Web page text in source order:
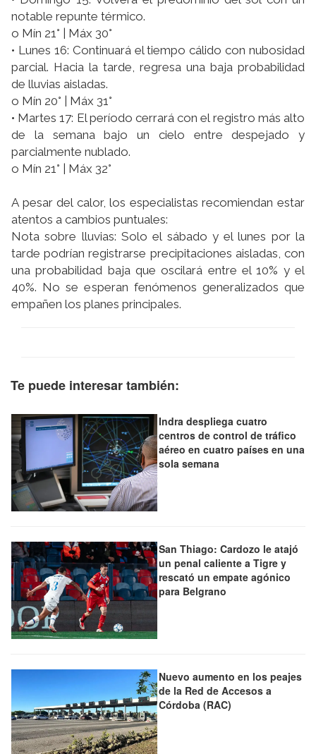
notable repunte térmico.
o Mín 21° | Máx 30°
• Lunes 16: Continuará el tiempo cálido con nubosidad
parcial. Hacia la tarde, regresa una baja probabilidad
de lluvias aisladas.
o Mín 20° | Máx 31°
• Martes 17: El período cerrará con el registro más alto
de la semana bajo un cielo entre despejado y
parcialmente nublado.
o Mín 21° | Máx 32°
A pesar del calor, los especialistas recomiendan estar
atentos a cambios puntuales:
Nota sobre lluvias: Solo el sábado y el lunes por la
tarde podrían registrarse precipitaciones aisladas, con
una probabilidad baja que oscilará entre el 10% y el
40%. No se esperan fenómenos generalizados que
empañen los planes principales.
Te puede interesar también:
Indra despliega cuatro
centros de control de tráfico
aéreo en cuatro países en una
sola semana
San Thiago: Cardozo le atajó
un penal caliente a Tigre y
rescató un empate agónico
para Belgrano
Nuevo aumento en los peajes
de la Red de Accesos a
Córdoba (RAC)